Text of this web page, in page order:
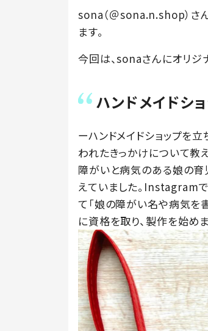
sona（＠sona.n.shop）さ
ます。
今回は、sonaさんにオリジ
ハンドメイドシ
ーハンドメイドショップを
われたきっかけについて教
障がいと病気のある娘の育
えていました。Instagramで
て「娘の障がい名や病気を
に資格を取り、製作を始めま